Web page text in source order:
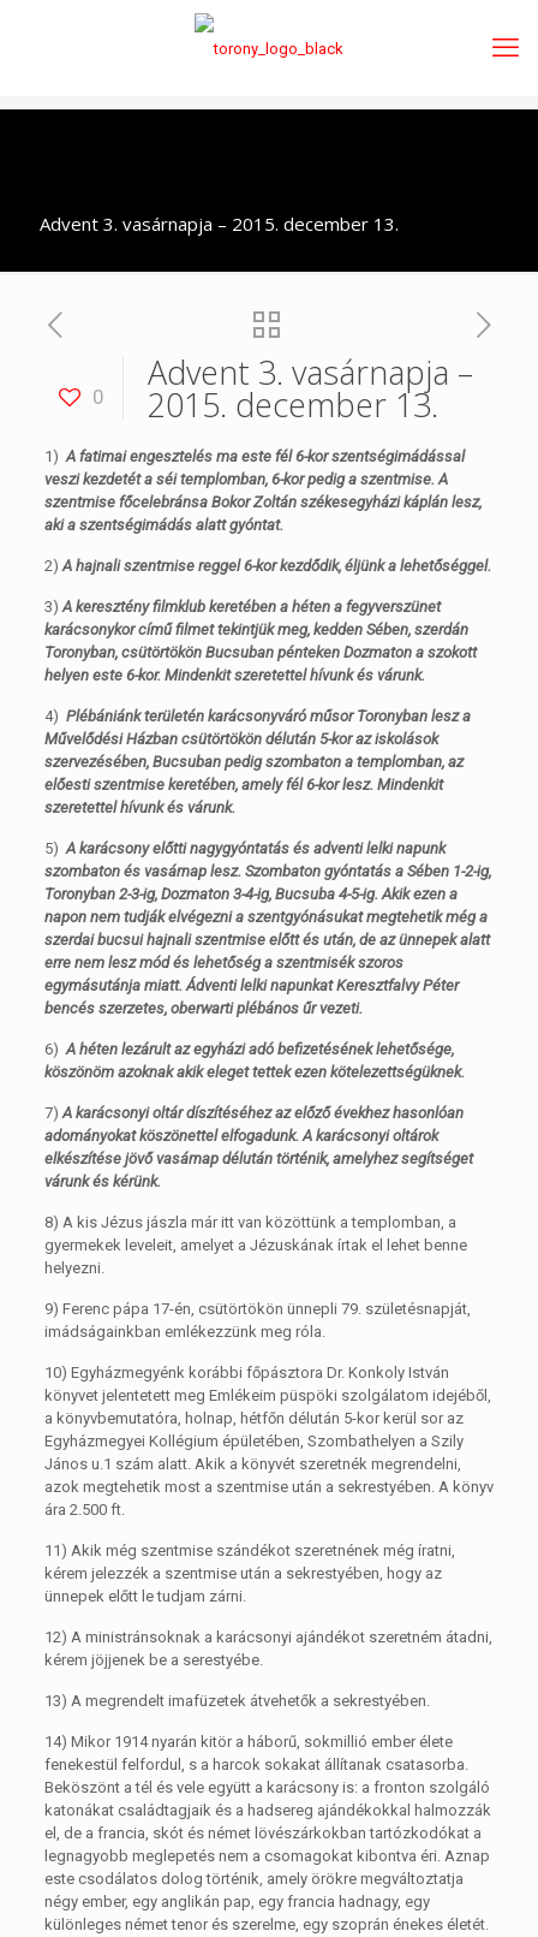
Advent 3. vasárnapja – 2015. december 13.
0
Advent 3. vasárnapja –
2015. december 13.
1)A fatimai engesztelés ma este fél 6-kor szentségimádással
veszi kezdetét a séi templomban, 6-kor pedig a szentmise. A
szentmise főcelebránsa Bokor Zoltán székesegyházi káplán lesz,
aki a szentségimádás alatt gyóntat.
2)A hajnali szentmise reggel 6-kor kezdődik, éljünk a lehetőséggel.
3)A keresztény filmklub keretében a héten a fegyverszünet
karácsonykor című filmet tekintjük meg, kedden Sében, szerdán
Toronyban, csütörtökön Bucsuban pénteken Dozmaton a szokott
helyen este 6-kor. Mindenkit szeretettel hívunk és várunk.
4) Plébániánk területén karácsonyváró műsor Toronyban lesz a
Művelődési Házban csütörtökön délután 5-kor az iskolások
szervezésében, Bucsuban pedig szombaton a templomban, az
előesti szentmise keretében, amely fél 6-kor lesz. Mindenkit
szeretettel hívunk és várunk.
5)A karácsony előtti nagygyóntatás és adventi lelki napunk
szombaton és vasárnap lesz. Szombaton gyóntatás a Sében 1-2-ig,
Toronyban 2-3-ig, Dozmaton 3-4-ig, Bucsuba 4-5-ig. Akik ezen a
napon nem tudják elvégezni a szentgyónásukat megtehetik még a
szerdai bucsui hajnali szentmise előtt és után, de az ünnepek alatt
erre nem lesz mód és lehetőség a szentmisék szoros
egymásutánja miatt. Ádventi lelki napunkat Keresztfalvy Péter
bencés szerzetes, oberwarti plébános űr vezeti.
6)A héten lezárult az egyházi adó befizetésének lehetősége,
köszönöm azoknak akik eleget tettek ezen kötelezettségüknek.
7)A karácsonyi oltár díszítéséhez az előző évekhez hasonlóan
adományokat köszönettel elfogadunk. A karácsonyi oltárok
elkészítése jövő vasárnap délután történik, amelyhez segítséget
várunk és kérünk.
8) A kis Jézus jászla már itt van közöttünk a templomban, a
gyermekek leveleit, amelyet a Jézuskának írtak el lehet benne
helyezni.
9) Ferenc pápa 17-én, csütörtökön ünnepli 79. születésnapját,
imádságainkban emlékezzünk meg róla.
10) Egyházmegyénk korábbi főpásztora Dr. Konkoly István
könyvet jelentetett meg Emlékeim püspöki szolgálatom idejéből,
a könyvbemutatóra, holnap, hétfőn délután 5-kor kerül sor az
Egyházmegyei Kollégium épületében, Szombathelyen a Szily
János u.1 szám alatt. Akik a könyvét szeretnék megrendelni,
azok megtehetik most a szentmise után a sekrestyében. A könyv
ára 2.500 ft.
11) Akik még szentmise szándékot szeretnének még íratni,
kérem jelezzék a szentmise után a sekrestyében, hogy az
ünnepek előtt le tudjam zárni.
12) A ministránsoknak a karácsonyi ajándékot szeretném átadni,
kérem jöjjenek be a serestyébe.
13) A megrendelt imafüzetek átvehetők a sekrestyében.
14) Mikor 1914 nyarán kitör a háborű, sokmillió ember élete
fenekestül felfordul, s a harcok sokakat állítanak csatasorba.
Beköszönt a tél és vele együtt a karácsony is: a fronton szolgáló
katonákat családtagjaik és a hadsereg ajándékokkal halmozzák
el, de a francia, skót és német lövészárkokban tartózkodókat a
legnagyobb meglepetés nem a csomagokat kibontva éri. Aznap
este csodálatos dolog történik, amely örökre megváltoztatja
négy ember, egy anglikán pap, egy francia hadnagy, egy
különleges német tenor és szerelme, egy szoprán énekes életét.